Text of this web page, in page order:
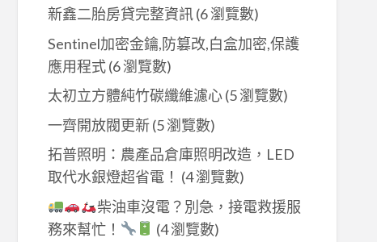
新鑫二胎房貸完整資訊(6 瀏覽數)
Sentinel加密金鑰,防篡改,白盒加密,保護
應用程式(6 瀏覽數)
太初立方體純竹碳纖維濾心(5 瀏覽數)
一齊開放閥更新(5 瀏覽數)
拓普照明：農產品倉庫照明改造，LED
取代水銀燈超省電！ (4 瀏覽數)
柴油車沒電？別急，接電救援服
務來幫忙！
(4 瀏覽數)